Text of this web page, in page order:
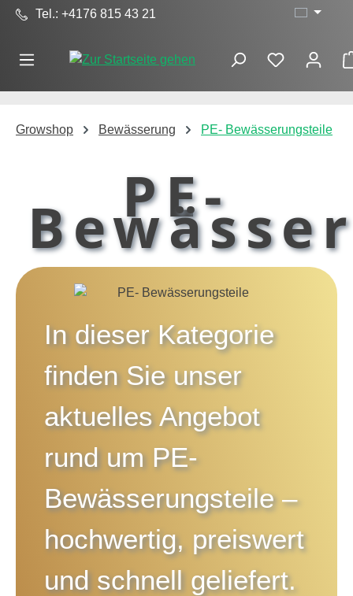
Zum Hauptinhalt springen
Tel.: +4176 815 43 21
Growshop Bewässerung PE- Bewässerungsteile
PE-
In dieser Kategorie
finden Sie unser
aktuelles Angebot
rund um PE-
Bewässerungsteile–
hochwertig, preiswert
und schnell geliefert.